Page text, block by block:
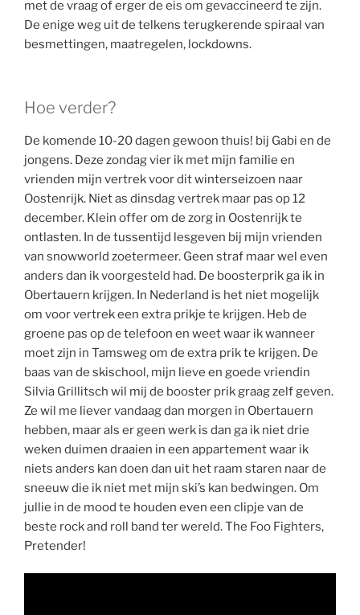
met de vraag of erger de eis om gevaccineerd te zijn.
De enige weg uit de telkens terugkerende spiraal van
besmettingen, maatregelen, lockdowns.
Hoe verder?
De komende 10-20 dagen gewoon thuis! bij Gabi en de
jongens. Deze zondag vier ik met mijn familie en
vrienden mijn vertrek voor dit winterseizoen naar
Oostenrijk. Niet as dinsdag vertrek maar pas op 12
december. Klein offer om de zorg in Oostenrijk te
ontlasten. In de tussentijd lesgeven bij mijn vrienden
van snowworld zoetermeer. Geen straf maar wel even
anders dan ik voorgesteld had. De boosterprik ga ik in
Obertauern krijgen. In Nederland is het niet mogelijk
om voor vertrek een extra prikje te krijgen. Heb de
groene pas op de telefoon en weet waar ik wanneer
moet zijn in Tamsweg om de extra prik te krijgen. De
baas van de skischool, mijn lieve en goede vriendin
Silvia Grillitsch wil mij de booster prik graag zelf geven.
Ze wil me liever vandaag dan morgen in Obertauern
hebben, maar als er geen werk is dan ga ik niet drie
weken duimen draaien in een appartement waar ik
niets anders kan doen dan uit het raam staren naar de
sneeuw die ik niet met mijn ski’s kan bedwingen. Om
jullie in de mood te houden even een clipje van de
beste rock and roll band ter wereld. The Foo Fighters,
Pretender!